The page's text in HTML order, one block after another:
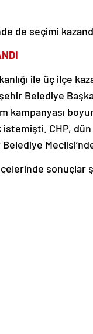
de seçimi
ile üç ilçe
Belediye
kampanyası
CHP, dün
Belediye
sonuçlar